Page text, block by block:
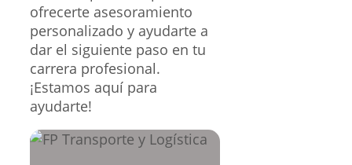
ofrecerte asesoramiento
personalizado y ayudarte a
dar el siguiente paso en tu
carrera profesional.
¡Estamos aquí para
ayudarte!